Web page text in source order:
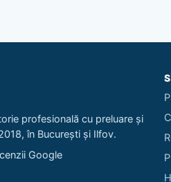
profesională cu preluare și
în București și Ilfov.
Google